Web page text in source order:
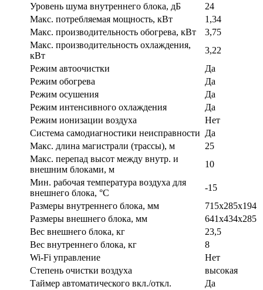
Уровень шума внутреннего блока, дБ
24
Макс. потребляемая мощность, кВт
1,34
Макс. производительность обогрева, кВт
3,75
Макс. производительность охлаждения,
кВт
3,22
Режим автоочистки
Да
Режим обогрева
Да
Режим осушения
Да
Режим интенсивного охлаждения
Да
Режим ионизации воздуха
Нет
Система самодиагностики неисправности Да
Макс. длина магистрали (трассы), м
25
Макс. перепад высот между внутр. и
внешним блоками, м
10
Мин. рабочая температура воздуха для
внешнего блока, °С
-15
Размеры внутреннего блока, мм
715x285x194
Размеры внешнего блока, мм
641x434x285
Вес внешнего блока, кг
23,5
Вес внутреннего блока, кг
8
Wi-Fi управление
Нет
Степень очистки воздуха
высокая
Таймер автоматического вкл./откл.
Да